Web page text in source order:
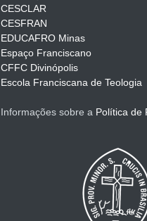
CESCLAR
CESFRAN
EDUCAFRO Minas
Espaço Franciscano
CFFC Divinópolis
Escola Franciscana de Teologia
Informações sobre a Política de